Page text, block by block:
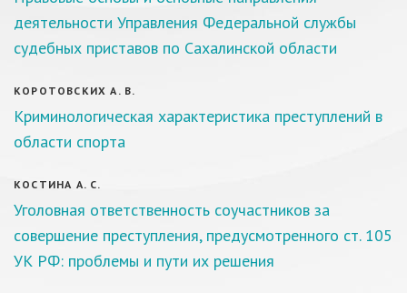
деятельности Управления Федеральной службы
судебных приставов по Сахалинской области
КОРОТОВСКИХ А. В.
Криминологическая характеристика преступлений в
области спорта
КОСТИНА А. С.
Уголовная ответственность соучастников за
совершение преступления, предусмотренного ст. 105
УК РФ: проблемы и пути их решения